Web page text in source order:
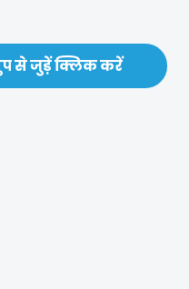
से जुड़ें क्लिक करें